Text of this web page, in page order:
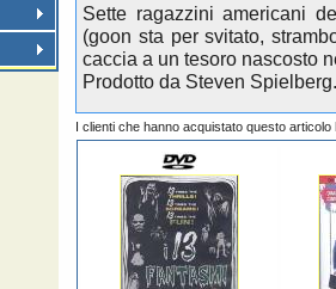
Sette ragazzini americani
(goon sta per svitato,
caccia a un tesoro nascosto
Prodotto da Steven Spielberg.
I clienti che hanno acquistato questo